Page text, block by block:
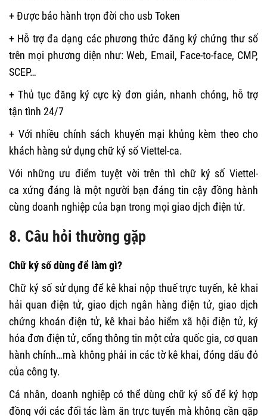
+ Được bảo hành trọn đời cho usb Token
+ Hỗ trợ đa dạng các phương thức đăng ký chứng thư số
trên mọi phương diện như: Web, Email, Face-to-face, CMP,
SCEP…
+ Thủ tục đăng ký cực kỳ đơn giản, nhanh chóng, hỗ trợ
tận tình 24/7
+ Với nhiều chính sách khuyến mại khủng kèm theo cho
khách hàng sử dụng chữ ký số Viettel-ca.
Với những ưu điểm tuyệt vời trên thì chữ ký số Viettel-
ca xứng đáng là một người bạn đáng tin cậy đồng hành
cùng doanh nghiệp của bạn trong mọi giao dịch điện tử.
8. Câu hỏi thường gặp
Chữ ký số dùng để làm gì?
Chữ ký số sử dụng để kê khai nộp thuế trực tuyến, kê khai
hải quan điện tử, giao dịch ngân hàng điện tử, giao dịch
chứng khoán điện tử, kê khai bảo hiểm xã hội điện tử, ký
hóa đơn điện tử, cổng thông tin một cửa quốc gia, cơ quan
hành chính…mà không phải in các tờ kê khai, đóng dấu đỏ
của công ty.
Cá nhân, doanh nghiệp có thể dùng chữ ký số để ký hợp
đồng với các đối tác làm ăn trực tuyến mà không cần gặp